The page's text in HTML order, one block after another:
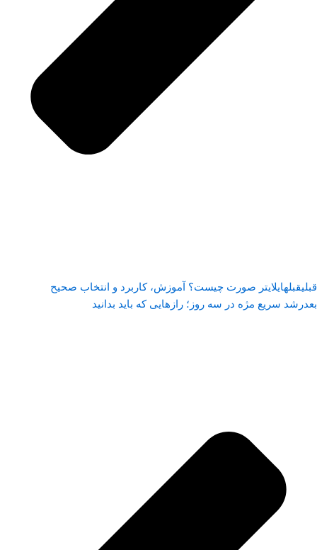
قبلیقبلهایلایتر صورت چیست؟ آموزش، کاربرد و انتخاب صحیح
بعدرشد سریع مژه در سه روز؛ رازهایی که باید بدانید